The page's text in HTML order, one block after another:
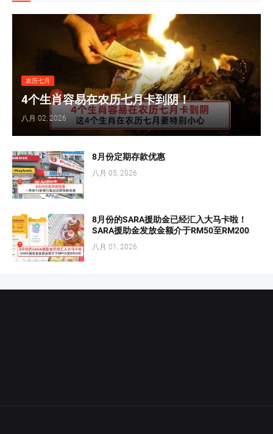
农历七月
4个生肖容易在农历七月卡到阴！
八月 02, 2026
8月份定期存款优惠
八月 05, 2026
8月份的SARA援助金已经汇入大马卡啦！
SARA援助金发放金额介于RM50至RM200
八月 01, 2026